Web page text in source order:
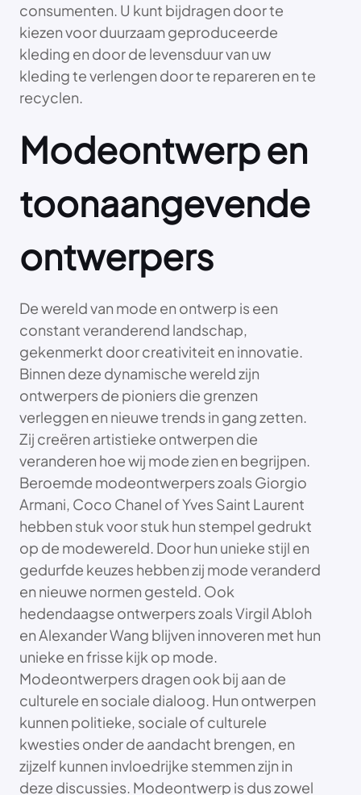
consumenten. U kunt bijdragen door te
kiezen voor duurzaam geproduceerde
kleding en door de levensduur van uw
kleding te verlengen door te repareren en te
recyclen.
Modeontwerp en
toonaangevende
ontwerpers
De wereld van mode en ontwerp is een
constant veranderend landschap,
gekenmerkt door creativiteit en innovatie.
Binnen deze dynamische wereld zijn
ontwerpers de pioniers die grenzen
verleggen en nieuwe trends in gang zetten.
Zij creëren artistieke ontwerpen die
veranderen hoe wij mode zien en begrijpen.
Beroemde modeontwerpers zoals Giorgio
Armani, Coco Chanel of Yves Saint Laurent
hebben stuk voor stuk hun stempel gedrukt
op de modewereld. Door hun unieke stijl en
gedurfde keuzes hebben zij mode veranderd
en nieuwe normen gesteld. Ook
hedendaagse ontwerpers zoals Virgil Abloh
en Alexander Wang blijven innoveren met hun
unieke en frisse kijk op mode.
Modeontwerpers dragen ook bij aan de
culturele en sociale dialoog. Hun ontwerpen
kunnen politieke, sociale of culturele
kwesties onder de aandacht brengen, en
zijzelf kunnen invloedrijke stemmen zijn in
deze discussies. Modeontwerp is dus zowel